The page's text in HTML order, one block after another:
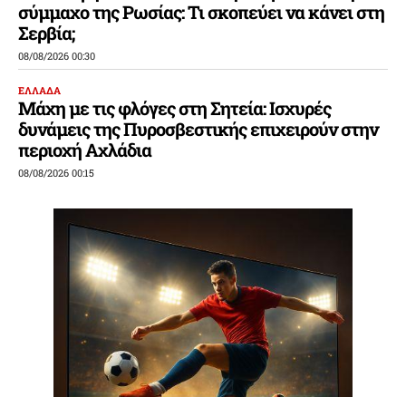
σύμμαχο της Ρωσίας: Τι σκοπεύει να κάνει στη
Σερβία;
08/08/2026 00:30
ΕΛΛΑΔΑ
Μάχη με τις φλόγες στη Σητεία: Ισχυρές
δυνάμεις της Πυροσβεστικής επιχειρούν στην
περιοχή Αχλάδια
08/08/2026 00:15